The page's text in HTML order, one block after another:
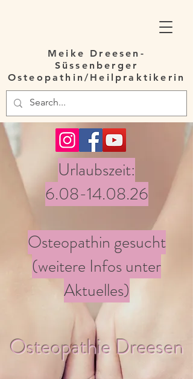
Meike Dreesen-
Süssenberger
Osteopathin/Heilpraktikerin
Urlaubszeit:
6.08-14.08.26
Osteopathin gesucht
(weitere Infos unter
Aktuelles)
Osteopathie Dreesen